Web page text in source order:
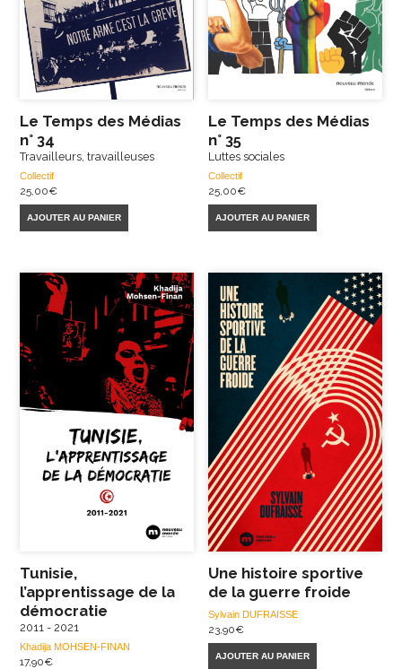
Le Temps des Médias
n° 34
Travailleurs, travailleuses
Collectif
25,00€
AJOUTER AU PANIER
Le Temps des Médias
n° 35
Luttes sociales
Collectif
25,00€
AJOUTER AU PANIER
Tunisie,
l’apprentissage de la
démocratie
2011 - 2021
Khadija MOHSEN-FINAN
17,90€
Une histoire sportive
de la guerre froide
Sylvain DUFRAISSE
23,90€
AJOUTER AU PANIER